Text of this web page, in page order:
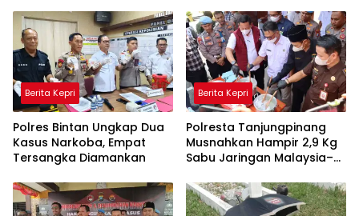
Berita Kepri
Polres Bintan Ungkap Dua
Kasus Narkoba, Empat
Tersangka Diamankan
Berita Kepri
Polresta Tanjungpinang
Musnahkan Hampir 2,9 Kg
Sabu Jaringan Malaysia–
Ribuan Jiwa